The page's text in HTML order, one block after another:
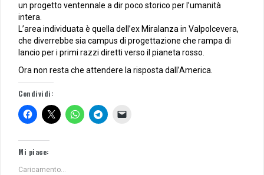
un progetto ventennale a dir poco storico per l’umanità
intera.
L’area individuata è quella dell’ex Miralanza in Valpolcevera,
che diverrebbe sia campus di progettazione che rampa di
lancio per i primi razzi diretti verso il pianeta rosso.
Ora non resta che attendere la risposta dall’America.
Condividi:
Mi piace:
Caricamento...